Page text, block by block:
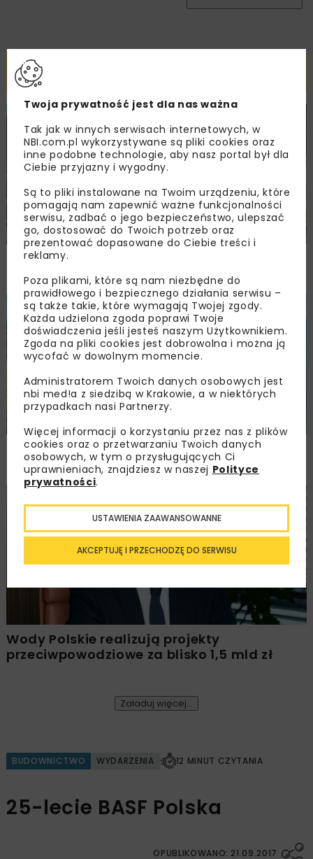
Powiązane artykuły
Trzuskawica wzmacnia pozycję na rynku
kruszyw poprzez połączenie z Tribag
BUDOWNICTWO WIADOMOŚCI WYDARZENIA
NIK: samowole budowlane w Pomorskiem
poza skutecznym nadzorem
HYDROTECHNIKA WIADOMOŚCI WYDARZENIA
Wody Polskie realizują projekty
przeciwpowodziowe za blisko 1,5 mld zł
Załaduj więcej...
BUDOWNICTWO WYDARZENIA 12 MINUT CZYTANIA
25-lecie BASF Polska
OPUBLIKOWANO: 21.09.2017
Twoja prywatność jest dla nas ważna
Tak jak w innych serwisach internetowych, w
NBI.com.pl wykorzystywane są pliki cookies oraz
inne podobne technologie, aby nasz portal był dla
Ciebie przyjazny i wygodny.
Są to pliki instalowane na Twoim urządzeniu, które
pomagają nam zapewnić ważne funkcjonalności
serwisu, zadbać o jego bezpieczeństwo, ulepszać
go, dostosować do Twoich potrzeb oraz
prezentować dopasowane do Ciebie treści i
reklamy.
Poza plikami, które są nam niezbędne do
prawidłowego i bezpiecznego działania serwisu –
są także takie, które wymagają Twojej zgody.
Każda udzielona zgoda poprawi Twoje
doświadczenia jeśli jesteś naszym Użytkownikiem.
Zgoda na pliki cookies jest dobrowolna i można ją
wycofać w dowolnym momencie.
Administratorem Twoich danych osobowych jest
nbi med!a z siedzibą w Krakowie, a w niektórych
przypadkach nasi Partnerzy.
Więcej informacji o korzystaniu przez nas z plików
cookies oraz o przetwarzaniu Twoich danych
osobowych, w tym o przysługujących Ci
uprawnieniach, znajdziesz w naszej Polityce
prywatności.
AKCEPTUJĘ I PRZECHODZĘ DO SERWISU
USTAWIENIA ZAAWANSOWANNE